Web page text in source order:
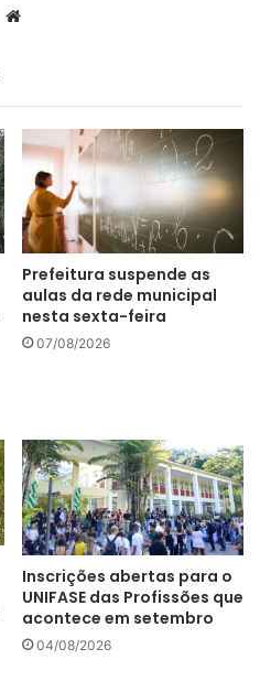
Prefeitura suspende as
aulas da rede municipal
nesta sexta-feira
07/08/2026
Inscrições abertas para o
UNIFASE das Profissões que
acontece em setembro
04/08/2026